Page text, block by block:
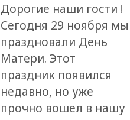
Дорогие наши гости !
Сегодня 29 ноября мы
праздновали День
Матери. Этот
праздник появился
недавно, но уже
прочно вошел в нашу